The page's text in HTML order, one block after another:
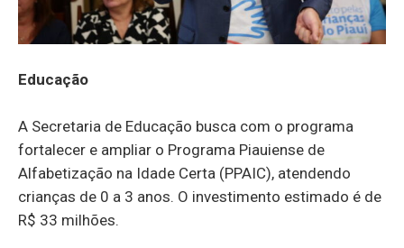
Educação
A Secretaria de Educação busca com o programa
fortalecer e ampliar o Programa Piauiense de
Alfabetização na Idade Certa (PPAIC), atendendo
crianças de 0 a 3 anos. O investimento estimado é de
R$ 33 milhões.